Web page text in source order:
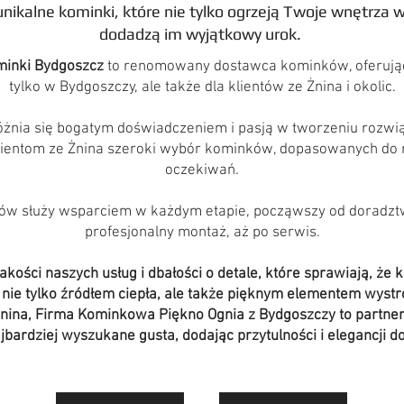
kominki, które nie tylko ogrzeją Twoje wnętrza
dodadzą im wyjątkowy urok.
Bydgoszcz to renomowany dostawca kominków,
tylko w Bydgoszczy, ale także dla klientów ze Żnina i okolic.
się bogatym doświadczeniem i pasją w tworzeniu
ze Żnina szeroki wybór kominków, dopasowanych do
oczekiwań.
służy wsparciem w każdym etapie, począwszy od
profesjonalny montaż, aż po serwis.
naszych usług i dbałości o detale, które sprawiają, że
tylko źródłem ciepła, ale także pięknym elementem
Firma Kominkowa Piękno Ognia z Bydgoszczy to
wyszukane gusta, dodając przytulności i elegancji